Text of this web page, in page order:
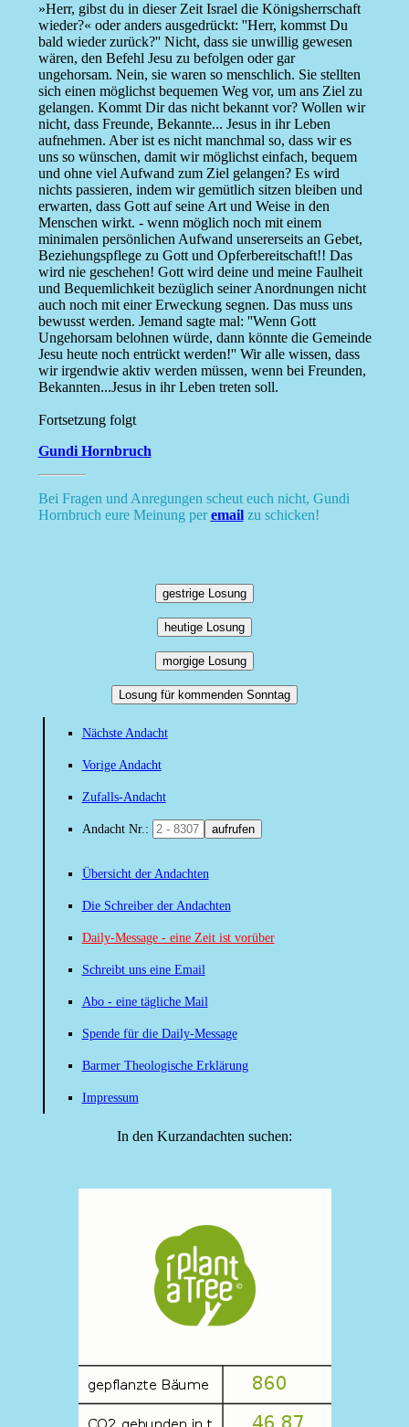
»Herr, gibst du in dieser Zeit Israel die Königsherrschaft
wieder?« oder anders ausgedrückt: ''Herr, kommst Du
bald wieder zurück?'' Nicht, dass sie unwillig gewesen
wären, den Befehl Jesu zu befolgen oder gar
ungehorsam. Nein, sie waren so menschlich. Sie stellten
sich einen möglichst bequemen Weg vor, um ans Ziel zu
gelangen. Kommt Dir das nicht bekannt vor? Wollen wir
nicht, dass Freunde, Bekannte... Jesus in ihr Leben
aufnehmen. Aber ist es nicht manchmal so, dass wir es
uns so wünschen, damit wir möglichst einfach, bequem
und ohne viel Aufwand zum Ziel gelangen? Es wird
nichts passieren, indem wir gemütlich sitzen bleiben und
erwarten, dass Gott auf seine Art und Weise in den
Menschen wirkt. - wenn möglich noch mit einem
minimalen persönlichen Aufwand unsererseits an Gebet,
Beziehungspflege zu Gott und Opferbereitschaft!! Das
wird nie geschehen! Gott wird deine und meine Faulheit
und Bequemlichkeit bezüglich seiner Anordnungen nicht
auch noch mit einer Erweckung segnen. Das muss uns
bewusst werden. Jemand sagte mal: ''Wenn Gott
Ungehorsam belohnen würde, dann könnte die Gemeinde
Jesu heute noch entrückt werden!'' Wir alle wissen, dass
wir irgendwie aktiv werden müssen, wenn bei Freunden,
Bekannten...Jesus in ihr Leben treten soll.
Fortsetzung folgt
Gundi Hornbruch
Bei Fragen und Anregungen scheut euch nicht, Gundi
Hornbruch eure Meinung peremailzu schicken!
gestrige Losung
heutige Losung
morgige Losung
Losung für kommenden Sonntag
Nächste Andacht
Vorige Andacht
Zufalls-Andacht
Andacht Nr.: aufrufen
Übersicht der Andachten
Die Schreiber der Andachten
Daily-Message - eine Zeit ist vorüber
Schreibt uns eine Email
Abo - eine tägliche Mail
Spende für die Daily-Message
Barmer Theologische Erklärung
Impressum
In den Kurzandachten suchen: